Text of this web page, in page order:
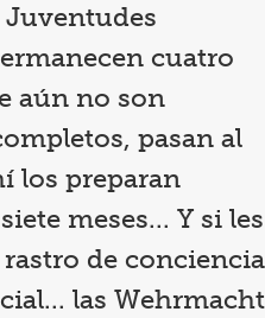
Juventudes
cuatro
aún no son
pasan al
los preparan
meses... Y si les
de conciencia
las Wehrmacht